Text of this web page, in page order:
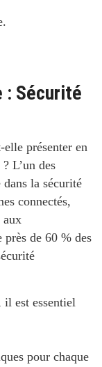
: Sécurité
présenter en
? L’un des
la sécurité
connectés,
aux
près de 60 % des
il est essentiel
pour chaque